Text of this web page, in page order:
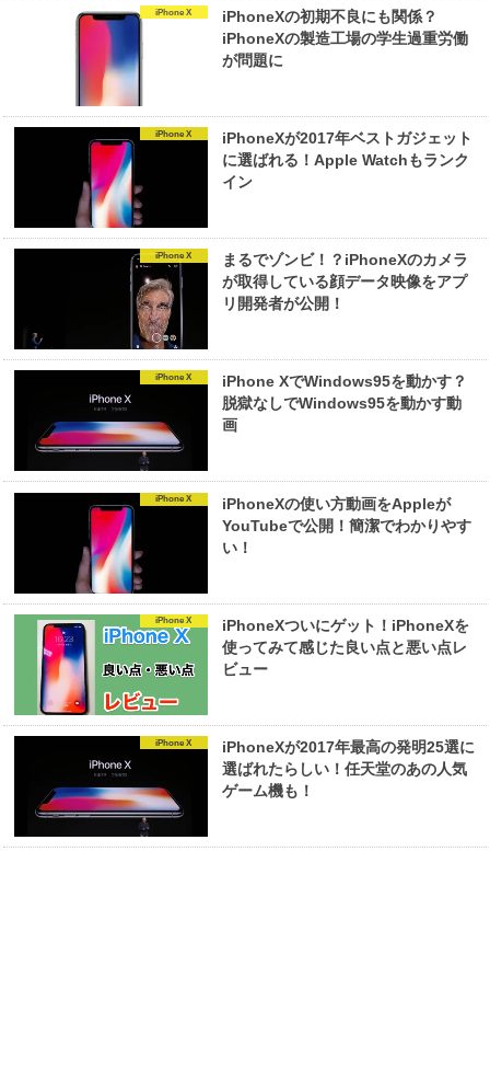
iPhone X
iPhoneXの初期不良にも関係？
iPhoneXの製造工場の学生過重労働
が問題に
iPhone X
iPhoneXが2017年ベストガジェット
に選ばれる！Apple Watchもランク
イン
iPhone X
まるでゾンビ！？iPhoneXのカメラ
が取得している顔データ映像をアプ
リ開発者が公開！
iPhone X
iPhone XでWindows95を動かす？
脱獄なしでWindows95を動かす動
画
iPhone X
iPhoneXの使い方動画をAppleが
YouTubeで公開！簡潔でわかりやす
い！
iPhone X
iPhoneXついにゲット！iPhoneXを
使ってみて感じた良い点と悪い点レ
ビュー
iPhone X
iPhoneXが2017年最高の発明25選に
選ばれたらしい！任天堂のあの人気
ゲーム機も！